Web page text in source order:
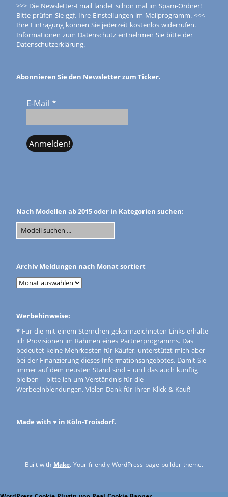
>>> Die Newsletter-Email landet schon mal im Spam-Ordner!
Bitte prüfen Sie ggf. Ihre Einstellungen im Mailprogramm. <<<
Ihre Eintragung können Sie jederzeit kostenlos widerrufen.
Informationen zum Datenschutz entnehmen Sie bitte der
Datenschutzerklärung.
Abonnieren Sie den Newsletter zum Ticker.
E-Mail *
Nach Modellen ab 2015 oder in Kategorien suchen:
Archiv Meldungen nach Monat sortiert
Werbehinweise:
* Für die mit einem Sternchen gekennzeichneten Links erhalte
ich Provisionen im Rahmen eines Partnerprogramms. Das
bedeutet keine Mehrkosten für Käufer, unterstützt mich aber
bei der Finanzierung dieses Informationsangebotes. Damit Sie
immer auf dem neusten Stand sind – und das auch künftig
bleiben – bitte ich um Verständnis für die
Werbeeinblendungen. Vielen Dank für Ihren Klick & Kauf!
Made with ♥ in Köln-Troisdorf.
Built with Make. Your friendly WordPress page builder theme.